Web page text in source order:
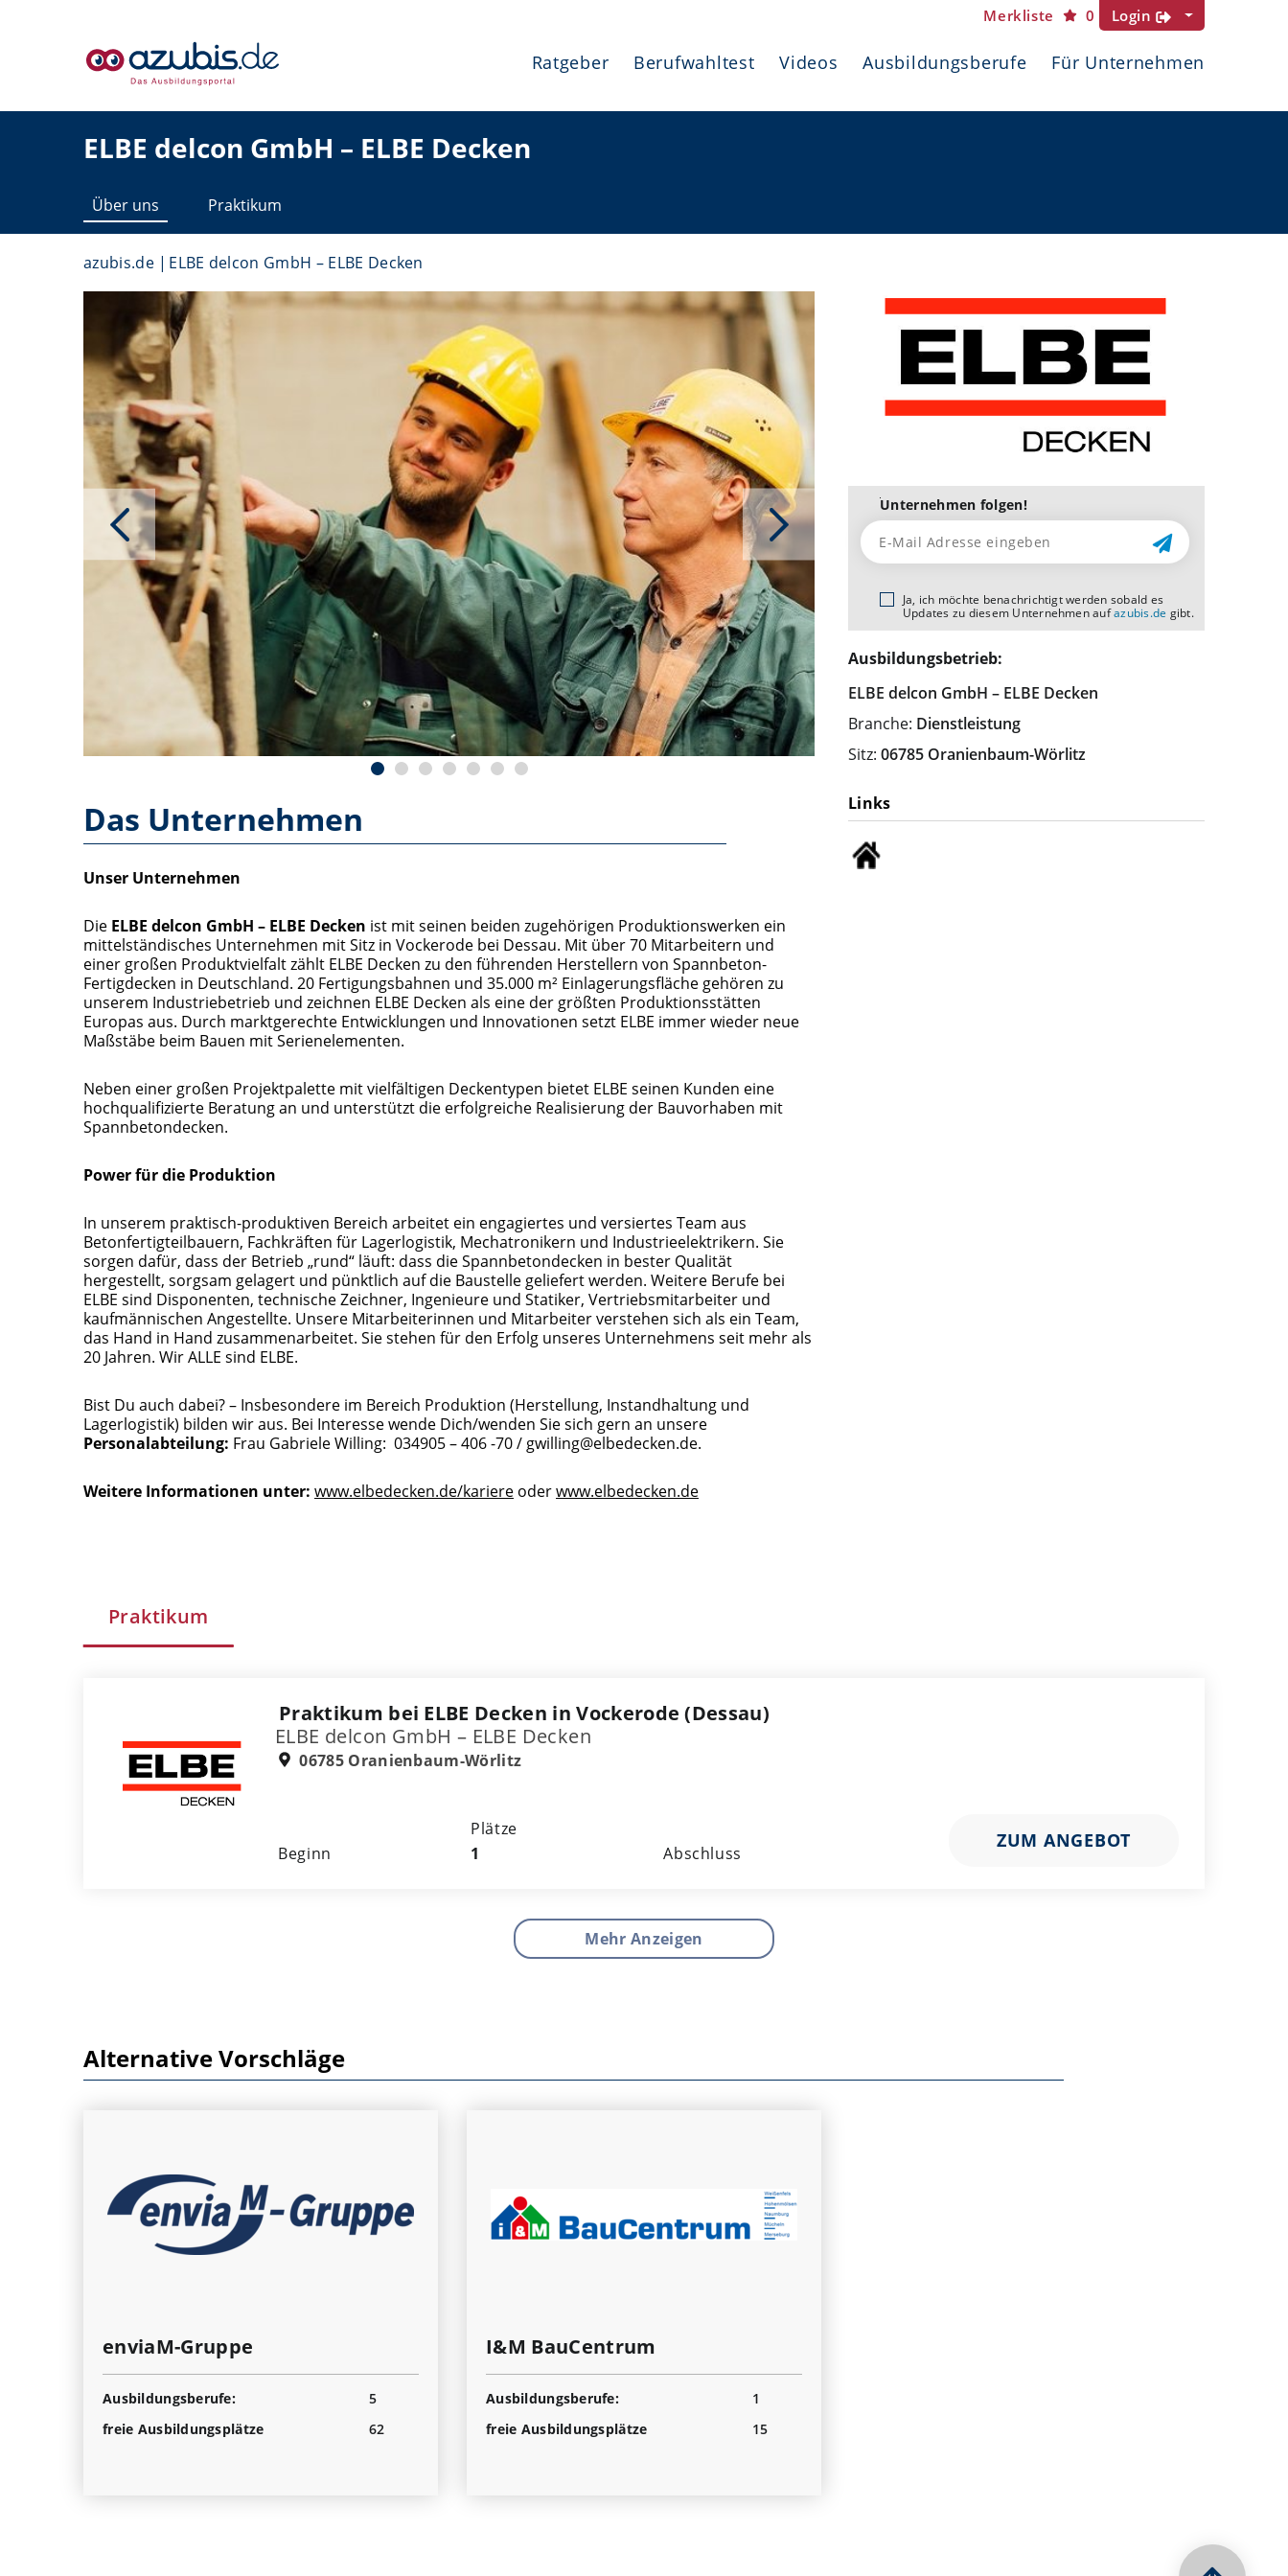
Merkliste 0 Login
Ratgeber Berufwahltest Videos Ausbildungsberufe Für Unternehmen
ELBE delcon GmbH – ELBE Decken
Über uns Praktikum
azubis.de ELBE delcon GmbH – ELBE Decken
Das Unternehmen
Unser Unternehmen
Die ELBE delcon GmbH – ELBE Decken ist mit seinen beiden zugehörigen Produktionswerken ein
mittelständisches Unternehmen mit Sitz in Vockerode bei Dessau. Mit über 70 Mitarbeitern und
einer großen Produktvielfalt zählt ELBE Decken zu den führenden Herstellern von Spannbeton-
Fertigdecken in Deutschland. 20 Fertigungsbahnen und 35.000 m² Einlagerungsfläche gehören zu
unserem Industriebetrieb und zeichnen ELBE Decken als eine der größten Produktionsstätten
Europas aus. Durch marktgerechte Entwicklungen und Innovationen setzt ELBE immer wieder neue
Maßstäbe beim Bauen mit Serienelementen.
Neben einer großen Projektpalette mit vielfältigen Deckentypen bietet ELBE seinen Kunden eine
hochqualifizierte Beratung an und unterstützt die erfolgreiche Realisierung der Bauvorhaben mit
Spannbetondecken.
Power für die Produktion
In unserem praktisch-produktiven Bereich arbeitet ein engagiertes und versiertes Team aus
Betonfertigteilbauern, Fachkräften für Lagerlogistik, Mechatronikern und Industrieelektrikern. Sie
sorgen dafür, dass der Betrieb „rund“ läuft: dass die Spannbetondecken in bester Qualität
hergestellt, sorgsam gelagert und pünktlich auf die Baustelle geliefert werden. Weitere Berufe bei
ELBE sind Disponenten, technische Zeichner, Ingenieure und Statiker, Vertriebsmitarbeiter und
kaufmännischen Angestellte. Unsere Mitarbeiterinnen und Mitarbeiter verstehen sich als ein Team,
das Hand in Hand zusammenarbeitet. Sie stehen für den Erfolg unseres Unternehmens seit mehr als
20 Jahren. Wir ALLE sind ELBE.
Bist Du auch dabei? – Insbesondere im Bereich Produktion (Herstellung, Instandhaltung und
Lagerlogistik) bilden wir aus. Bei Interesse wende Dich/wenden Sie sich gern an unsere
Personalabteilung: Frau Gabriele Willing: 034905 – 406 -70 / gwilling@elbedecken.de.
Weitere Informationen unter: www.elbedecken.de/kariere oderwww.elbedecken.de
Unternehmen folgen!
Ja, ich möchte benachrichtigt werden sobald es
Updates zu diesem Unternehmen aufazubis.de gibt.
Ausbildungsbetrieb:
ELBE delcon GmbH – ELBE Decken
Branche: Dienstleistung
Sitz: 06785 Oranienbaum-Wörlitz
Links
Praktikum
Praktikum bei ELBE Decken in Vockerode (Dessau)
ELBE delcon GmbH – ELBE Decken
06785 Oranienbaum-Wörlitz
Beginn
Plätze
1
Abschluss
ZUM ANGEBOT
Mehr Anzeigen
Alternative Vorschläge
enviaM-Gruppe
Ausbildungsberufe:
5
freie Ausbildungsplätze
62
I&M BauCentrum
Ausbildungsberufe:
1
freie Ausbildungsplätze
15